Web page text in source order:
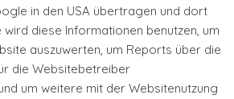
in den USA übertragen und dort
diese Informationen benutzen, um
auszuwerten, um Reports über die
die Websitebetreiber
um weitere mit der Websitenutzung